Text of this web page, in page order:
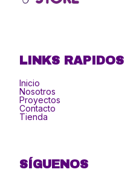
LINKS RAPIDOS
Inicio
Nosotros
Proyectos
Contacto
Tienda
SÍGUENOS